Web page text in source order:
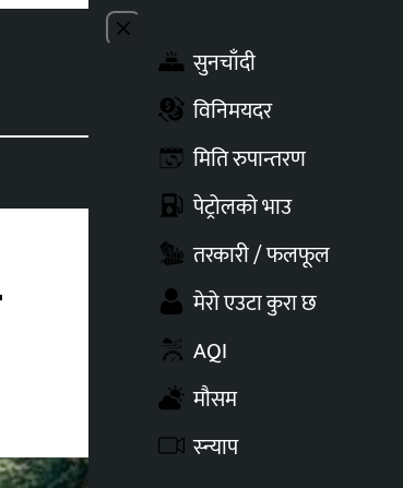
Close menu
सुनचाँदी
विनिमयदर
मिति रुपान्तरण
पेट्रोलको भाउ
तरकारी / फलफूल
मेरो एउटा कुरा छ
AQI
मौसम
स्न्याप